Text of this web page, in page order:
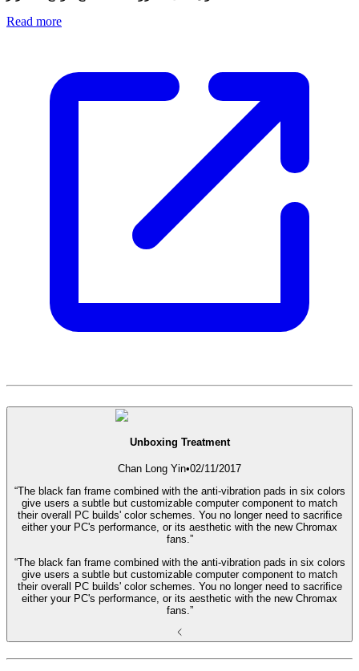
Read more
Unboxing Treatment
Chan Long Yin•02/11/2017
“The black fan frame combined with the anti-vibration pads in six colors
give users a subtle but customizable computer component to match
their overall PC builds' color schemes. You no longer need to sacrifice
either your PC's performance, or its aesthetic with the new Chromax
fans.”
“The black fan frame combined with the anti-vibration pads in six colors
give users a subtle but customizable computer component to match
their overall PC builds' color schemes. You no longer need to sacrifice
either your PC's performance, or its aesthetic with the new Chromax
fans.”